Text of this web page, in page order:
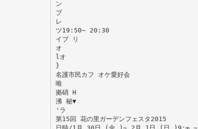
ン
ブ
レ
ツ19:50∼ 20:30
イブ リ
オ
lオ
}
名護市民カフ オケ愛好会
唯
拠硝 H
沸 秘▼
'ラ
第15回 花の里ガーデンフェスタ2015
日時/1月 30日 (金 )∼ 2月 1日 (日 )9:∞ ∼